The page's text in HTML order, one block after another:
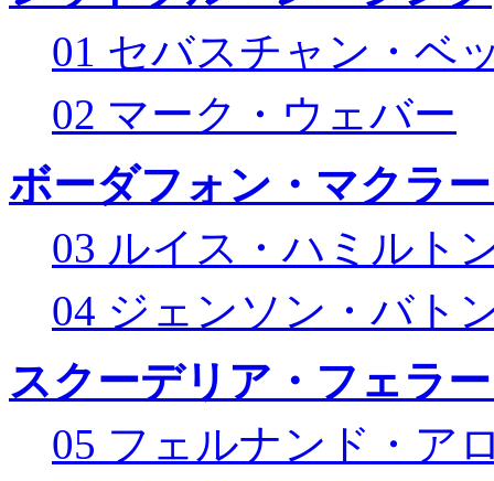
01 セバスチャン・ベ
02 マーク・ウェバー
ボーダフォン・マクラ
03 ルイス・ハミルト
04 ジェンソン・バト
スクーデリア・フェラ
05 フェルナンド・ア